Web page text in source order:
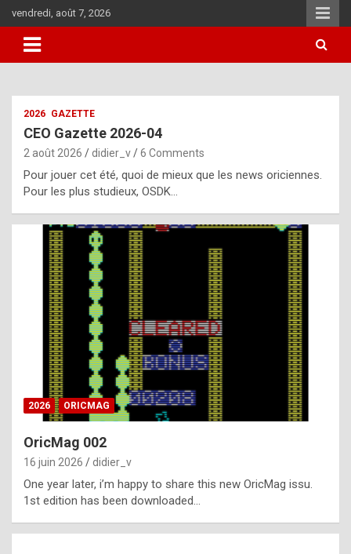
to
content
vendredi, août 7, 2026
i
u
l
y
d
i
ff
i
l
t
t
2026 GAZETTE
CEO Gazette 2026-04
2 août 2026 didier_v 6 Comments
Pour jouer cet été, quoi de mieux que les news oriciennes.
Pour les plus studieux, OSDK…
2026 ORICMAG
OricMag 002
16 juin 2026 didier_v
One year later, i’m happy to share this new OricMag issu.
1st edition has been downloaded…